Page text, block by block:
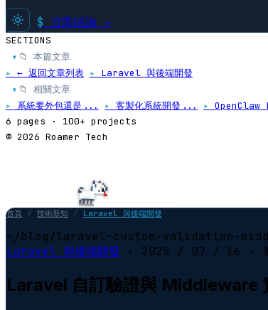
$ 立即諮詢 →
SECTIONS
▸📁 本篇文章
▸ ← 返回文章列表 ▸ Laravel 與後端開發
▸📁 相關文章
▸
系統要外包還是... ▸ 客製化系統開發... ▸
6 pages · 100+ projects
© 2026 Roamer Tech
首頁 / 技術新知 / Laravel 與後端開發
~/blog/laravel-custom-validation-
Laravel 與後端開發 · 2025 / 07 / 16 ·
Laravel 自訂驗證與 Middleware